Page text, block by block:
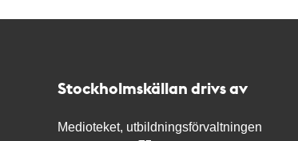
Stockholmskällan drivs av
Medioteket, utbildningsförvaltningen